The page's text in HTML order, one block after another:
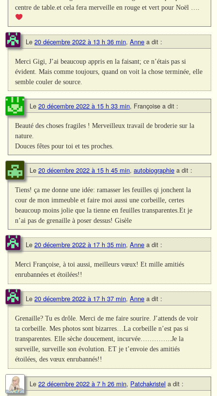
centre de table.et cela fera merveille en rouge et vert pour Noël ….
Le 20 décembre 2022 à 13 h 36 min, Anne a dit :
Merci Gigi, J’ai beaucoup appris en la faisant; ce n’étais pas si
évident. Mais comme toujours, quand on voit la chose terminée, elle
semble couler de source.
Le 20 décembre 2022 à 15 h 33 min, Françoise a dit :
Beauté des choses fragiles ! Merveilleux travail de broderie sur la
nature.
Douces fêtes pour toi et tes proches.
Le 20 décembre 2022 à 15 h 45 min, autobiographie a dit :
Tiens! ça me donne une idée: ramasser les feuilles qi jonchent la
cour de mon immeuble et faire moi aussi une corbeille, certes
beaucoup moins jolie que la tienne en feuilles transparentes.Et je
n’ai pas de grenaille à poser dessus! Gisèle
Le 20 décembre 2022 à 17 h 35 min, Anne a dit :
Merci Françoise, à toi aussi, meilleurs vœux! Et mille amitiés
enrubannées et étoilées!!
Le 20 décembre 2022 à 17 h 37 min, Anne a dit :
Grenaille? Tu es drôle. Merci de me faire sourire. J’attends de voir
ta corbeille. Mes photos sont bizarres…La corbeille n’est pas si
transparentes. Elle sèche doucement, incurvée…………..Je la
surveille, surveille son évolution. ET je t’envoie des amitiés
étoilées, des vœux enrubannés!!
Le 22 décembre 2022 à 7 h 26 min, Patchakristel a dit :